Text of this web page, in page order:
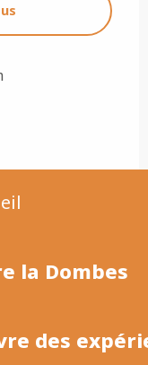
la Dombes
desRéservable